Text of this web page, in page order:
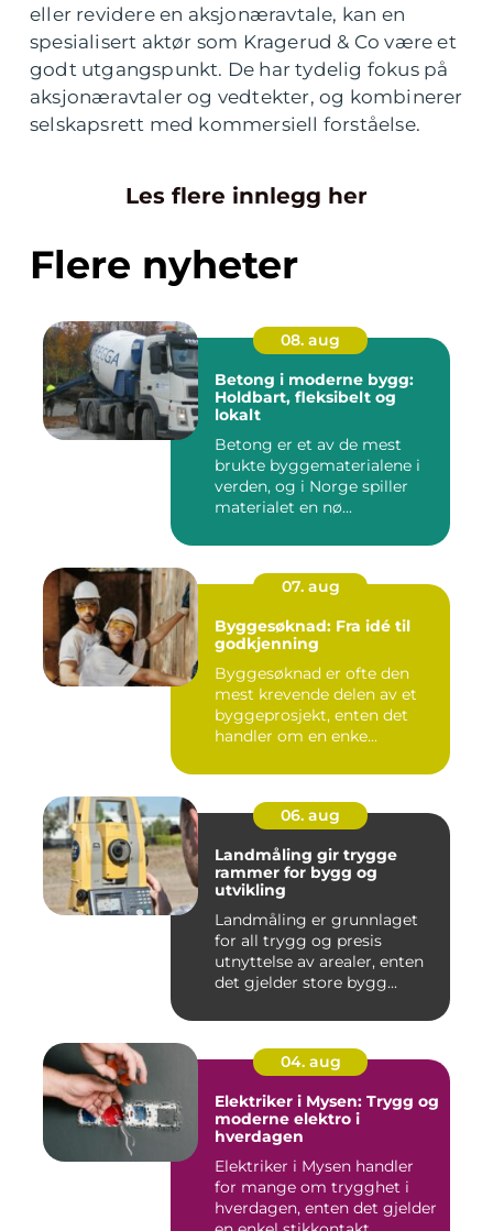
eller revidere en aksjonæravtale, kan en
spesialisert aktør som Kragerud & Co være et
godt utgangspunkt. De har tydelig fokus på
aksjonæravtaler og vedtekter, og kombinerer
selskapsrett med kommersiell forståelse.
Les flere innlegg her
Flere nyheter
08. aug
Betong i moderne bygg:
Holdbart, fleksibelt og
lokalt
Betong er et av de mest
brukte byggematerialene i
verden, og i Norge spiller
materialet en nø...
07. aug
Byggesøknad: Fra idé til
godkjenning
Byggesøknad er ofte den
mest krevende delen av et
byggeprosjekt, enten det
handler om en enke...
06. aug
Landmåling gir trygge
rammer for bygg og
utvikling
Landmåling er grunnlaget
for all trygg og presis
utnyttelse av arealer, enten
det gjelder store bygg...
04. aug
Elektriker i Mysen: Trygg og
moderne elektro i
hverdagen
Elektriker i Mysen handler
for mange om trygghet i
hverdagen, enten det gjelder